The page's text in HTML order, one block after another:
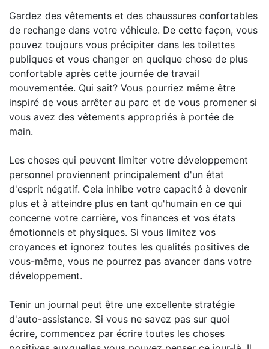
Gardez des vêtements et des chaussures confortables
de rechange dans votre véhicule. De cette façon, vous
pouvez toujours vous précipiter dans les toilettes
publiques et vous changer en quelque chose de plus
confortable après cette journée de travail
mouvementée. Qui sait? Vous pourriez même être
inspiré de vous arrêter au parc et de vous promener si
vous avez des vêtements appropriés à portée de
main.
Les choses qui peuvent limiter votre développement
personnel proviennent principalement d'un état
d'esprit négatif. Cela inhibe votre capacité à devenir
plus et à atteindre plus en tant qu'humain en ce qui
concerne votre carrière, vos finances et vos états
émotionnels et physiques. Si vous limitez vos
croyances et ignorez toutes les qualités positives de
vous-même, vous ne pourrez pas avancer dans votre
développement.
Tenir un journal peut être une excellente stratégie
d'auto-assistance. Si vous ne savez pas sur quoi
écrire, commencez par écrire toutes les choses